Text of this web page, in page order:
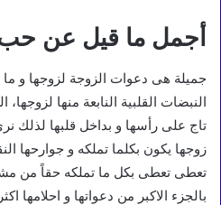
أجمل ما قيل عن حب
جميلة هى دعوات الزوجة لزوجها و ما
النبضات القلبية النابعة منها
تاج على رأسها و بداخل قلبها لذلك
زوجها يكون بكلما تملكه و جوارحها
تعطى تعطى بكل ما تملكه حقاً من
بالجزء الاكبر من دعواتها و احلامها